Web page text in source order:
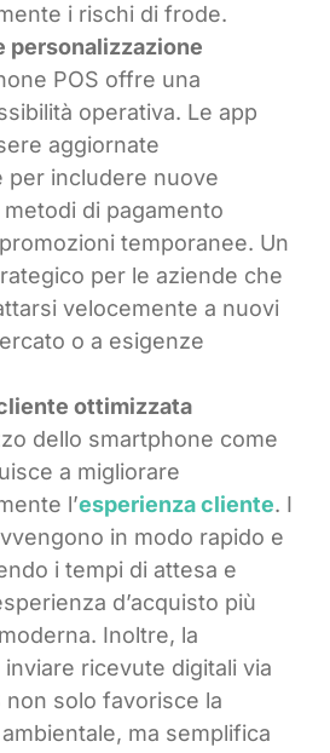
i rischi di frode.
personalizzazione
POS offre una
operativa. Le app
aggiornate
per includere nuove
di pagamento
temporanee. Un
per le aziende che
velocemente a nuovi
o a esigenze
ottimizzata
dello smartphone come
a migliorare
l’esperienza cliente. I
in modo rapido e
i tempi di attesa e
d’acquisto più
Inoltre, la
ricevute digitali via
non solo favorisce la
ma semplifica